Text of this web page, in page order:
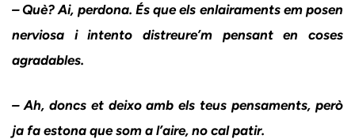
– Què? Ai, perdona. És que els enlairaments em posen
nerviosa i intento distreure’m pensant en coses
agradables.
– Ah, doncs et deixo amb els teus pensaments, però
ja fa estona que som a l’aire, no cal patir.